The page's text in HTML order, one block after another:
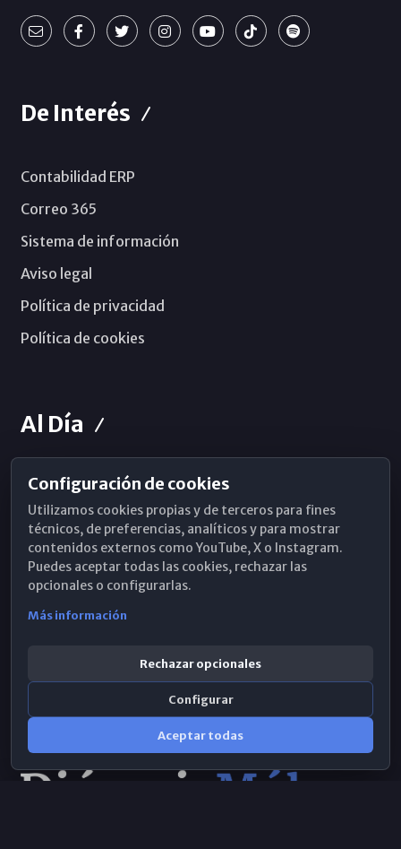
De Interés
Contabilidad ERP
Correo 365
Sistema de información
Aviso legal
Política de privacidad
Política de cookies
Al Día
Horarios de Misa
Hemeroteca
WhatsApp
Configuración de cookies
Utilizamos cookies propias y de terceros para fines
técnicos, de preferencias, analíticos y para mostrar
contenidos externos como YouTube, X o Instagram.
Puedes aceptar todas las cookies, rechazar las
opcionales o configurarlas.
Más información
Rechazar opcionales
Configurar
Aceptar todas